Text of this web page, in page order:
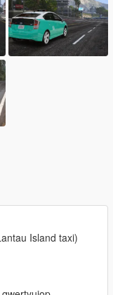
Island taxi)